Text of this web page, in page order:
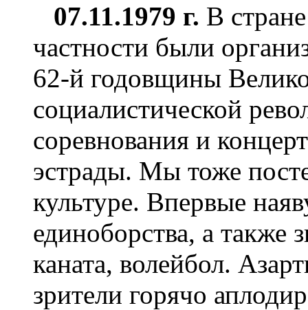
07.11.1979 г. В
частности были
62-й годовщины
социалистической
соревнования и
эстрады. Мы тоже
культуре. Впервые
единоборства, а также
каната, волейбол.
зрители горячо